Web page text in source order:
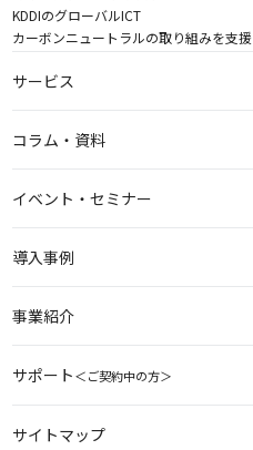
KDDIのグローバルICT
カーボンニュートラルの取り組みを支援
サービス
コラム・資料
イベント・セミナー
導入事例
事業紹介
サポート＜ご契約中の方＞
サイトマップ